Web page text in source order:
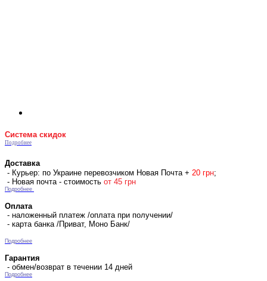
Система скидок
Подробнее
Доставка
- Курьер: по Украине перевозчиком Новая Почта + 20 грн;
- Новая почта - стоимость от 45 грн
Подробнее
Оплата
- наложенный платеж /оплата при получении/
- карта банка /Приват, Моно Банк/
Подробнее
Гарантия
- обмен/возврат в течении 14 дней
Подробнее